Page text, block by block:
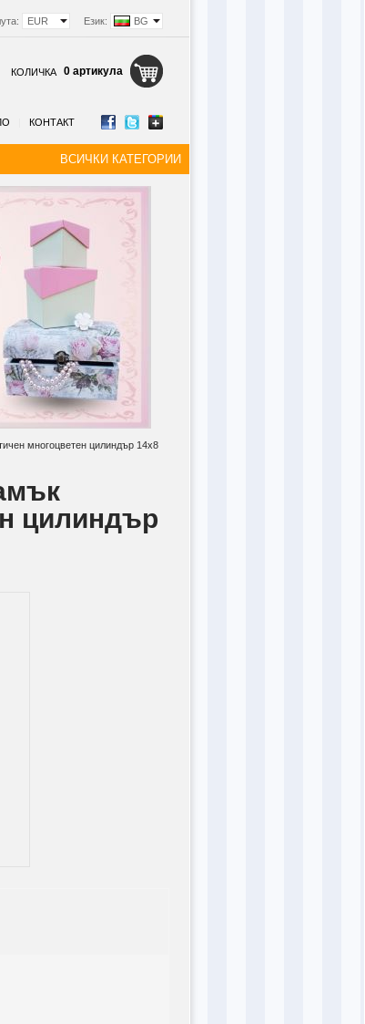
Език: BG
EUR
КОЛИЧКА 0 артикула
КОНТАКТ
ВСИЧКИ КАТЕГОРИИ
многоцветен цилиндър 14x8
цилиндър